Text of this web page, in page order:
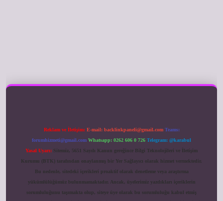
Reklam ve İletişim: E-mail: backlinkpaneli@gmail.com Teams:
forumhizmeti@gmail.com Whatsapp: 0262 606 0 726 Telegram: @karabul
Yasal Uyarı: Sitemiz, 5651 Sayılı Kanun gereğince Bilgi Teknolojileri ve İletişim
Kurumu (BTK) tarafından onaylanmış bir Yer Sağlayıcı olarak hizmet vermektedir.
Bu nedenle, sitedeki içerikleri proaktif olarak denetleme veya araştırma
yükümlülüğümüz bulunmamaktadır. Ancak, üyelerimiz yazdıkları içeriklerin
sorumluluğunu taşımakta olup, siteye üye olarak bu sorumluluğu kabul etmiş